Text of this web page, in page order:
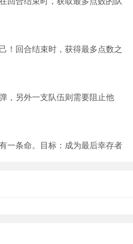
！回合结束时，获得最多点数之
，另外一支队伍则需要阻止他
一条命。目标：成为最后幸存者